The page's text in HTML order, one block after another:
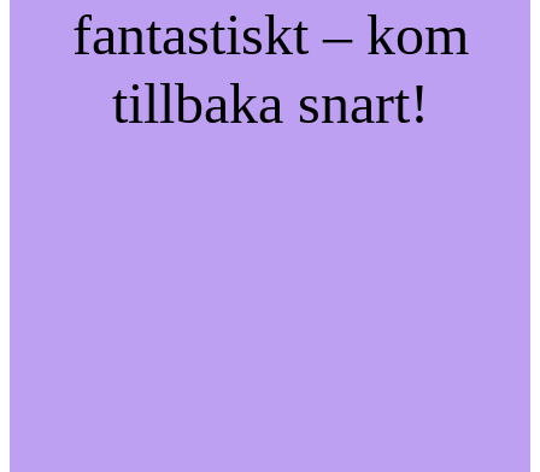
fantastiskt – kom
tillbaka snart!